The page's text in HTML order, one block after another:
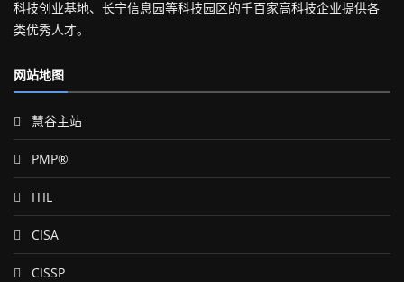
科技创业基地、长宁信息园等科技园区的千百家高科技企业提供各
类优秀人才。
网站地图
慧谷主站
PMP®
ITIL
CISA
CISSP